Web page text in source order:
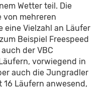
Wetter teil. Die
von mehreren
eine Vielzahl an Läufer
Beispiel Freespeed
der VBC
vorwiegend in
auch die Jungradler
Läufern anwesend,